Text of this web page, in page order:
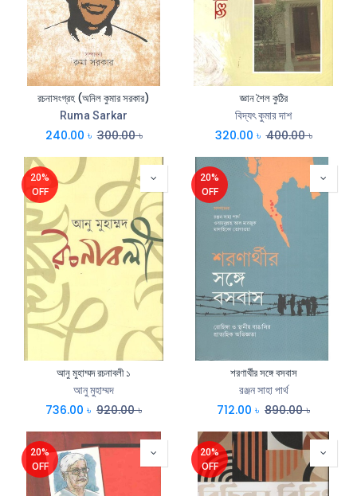
রচনাসংগ্রহ (অনিল কুমার সরকার)
Ruma Sarkar
240.00 ৳ 300.00৳
জ্ঞান শৈল কুঠির
বিদ্যৎ কুমার দাশ
320.00 ৳ 400.00৳
20%
OFF
আনু মুহাম্মদ রচনাবলী ১
আনু মুহাম্মদ
736.00 ৳ 920.00৳
20%
OFF
শরণার্থীর সঙ্গে বসবাস
রঞ্জন সাহা পার্থ
712.00 ৳ 890.00৳
20%
OFF
20%
OFF